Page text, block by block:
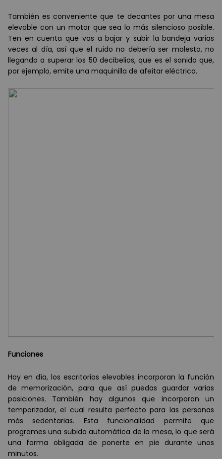
También es conveniente que te decantes por una mesa
elevable con un motor que sea lo más silencioso posible.
Ten en cuenta que vas a bajar y subir la bandeja varias
veces al día, así que el ruido no debería ser molesto, no
llegando a superar los 50 decibelios, que es el sonido que,
por ejemplo, emite una maquinilla de afeitar eléctrica.
Funciones
Hoy en día, los escritorios elevables incorporan la función
de memorización, para que asípuedas guardar varias
posiciones. También hay algunos que incorporan un
temporizador, el cual resulta perfecto para las personas
más sedentarias. Esta funcionalidad permite que
programes una subida automática de la mesa, lo que será
una forma obligada de ponerte en pie durante unos
minutos.